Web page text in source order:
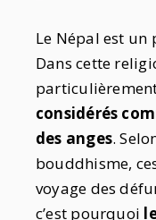
Le Népal est
Dans cette
considérés
des anges.
bouddhisme,
voyage des
c’est pourquoi